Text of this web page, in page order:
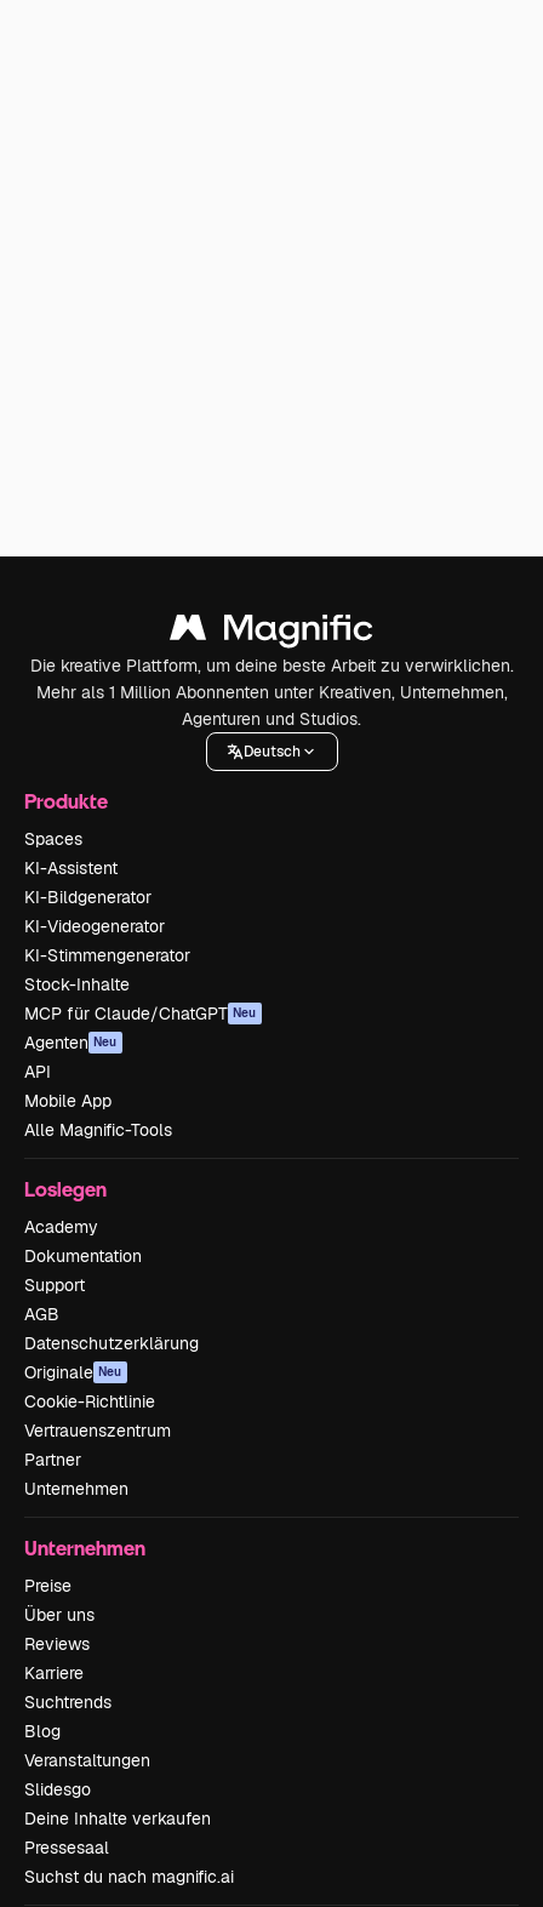
Die kreative Plattform, um deine beste Arbeit zu verwirklichen.
Mehr als 1 Million Abonnenten unter Kreativen, Unternehmen,
Agenturen und Studios.
Deutsch
Produkte
Spaces
KI-Assistent
KI-Bildgenerator
KI-Videogenerator
KI-Stimmengenerator
Stock-Inhalte
MCP für Claude/ChatGPT Neu
Agenten Neu
API
Mobile App
Alle Magnific-Tools
Loslegen
Academy
Dokumentation
Support
AGB
Datenschutzerklärung
Originale Neu
Cookie-Richtlinie
Vertrauenszentrum
Partner
Unternehmen
Unternehmen
Preise
Über uns
Reviews
Karriere
Suchtrends
Blog
Veranstaltungen
Slidesgo
Deine Inhalte verkaufen
Pressesaal
Suchst du nach magnific.ai